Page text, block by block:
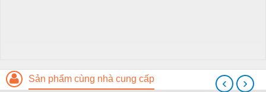
Sản phẩm cùng nhà cung cấp ‹ ›